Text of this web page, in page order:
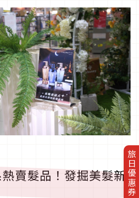
旅日優惠券
賣髮品！發掘美髮新